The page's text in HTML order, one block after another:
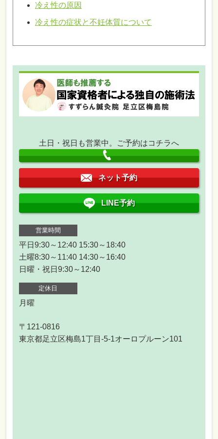
冷え性の原因
冷え性の症状と不妊体質について
土日・祝日も営業中。ご予約はコチラへ
ネット予約
LINE予約
営業時間
平日9:30～12:40 15:30～18:40
土曜8:30～11:40 14:30～16:40
日曜・祝日9:30～12:40
定休日
月曜
〒121-0816
東京都足立区梅島1丁目-5-1オーロプルーン101